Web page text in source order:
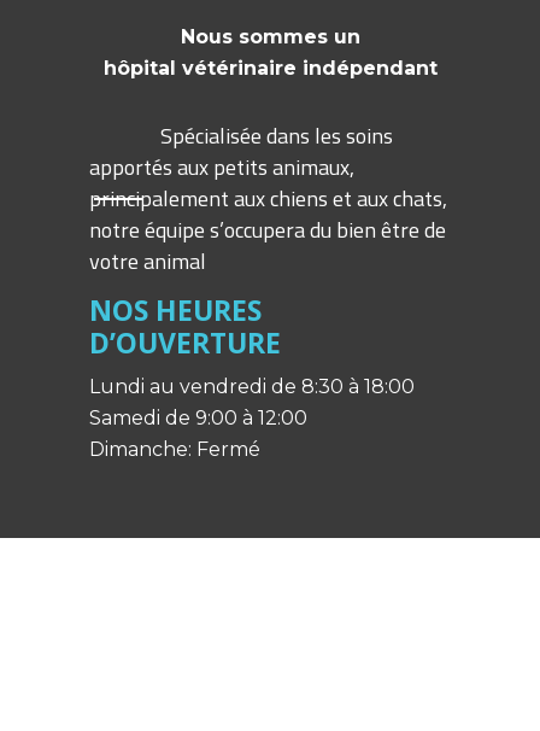
Nous sommes un
hôpital vétérinaire indépendant
Spécialisée dans les soins
apportés aux petits animaux,
principalement aux chiens et aux chats,
notre équipe s’occupera du bien être de
votre animal
NOS HEURES
D’OUVERTURE
Lundi au vendredi de 8:30 à 18:00
Samedi de 9:00 à 12:00
Dimanche: Fermé